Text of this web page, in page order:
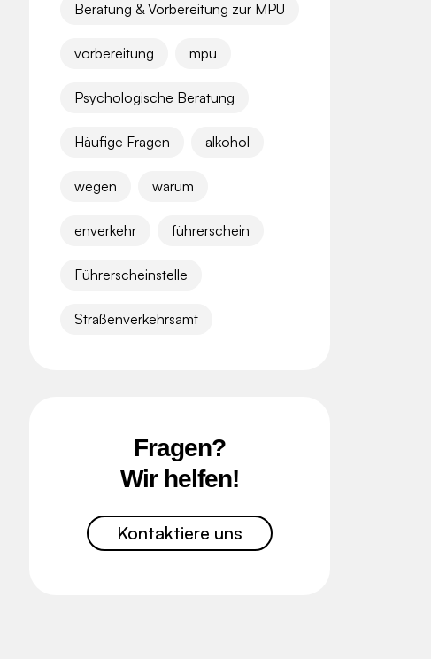
Beratung & Vorbereitung zur MPU
vorbereitung mpu
Psychologische Beratung
Häufige Fragen alkohol
wegen warum
enverkehr führerschein
Führerscheinstelle
Straßenverkehrsamt
Fragen?
Wir helfen!
Kontaktiere uns